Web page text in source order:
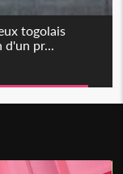
togolais
d'un pr...